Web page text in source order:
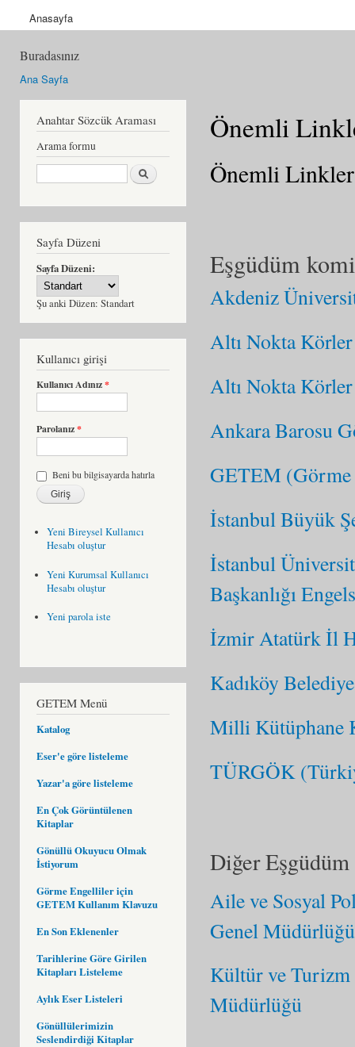
Anasayfa
Buradasınız
Ana Sayfa
Anahtar Sözcük Araması
Arama formu
Ara
Sayfa Düzeni
Sayfa Düzeni:
Şu anki Düzen: Standart
Kullanıcı girişi
Kullanıcı Adınız*
Parolanız*
Beni bu bilgisayarda hatırla
Yeni Bireysel Kullanıcı
Hesabı oluştur
Yeni Kurumsal Kullanıcı
Hesabı oluştur
Yeni parola iste
GETEM Menü
Katalog
Eser'e göre listeleme
Yazar'a göre listeleme
En Çok Görüntülenen
Kitaplar
Gönüllü Okuyucu Olmak
İstiyorum
Görme Engelliler için
GETEM Kullanım Klavuzu
En Son Eklenenler
Tarihlerine Göre Girilen
Kitapları Listeleme
Aylık Eser Listeleri
Gönüllülerimizin
Seslendirdiği Kitaplar
Önemli
Önemli Linkler
Eşgüdüm
Akdeniz
Altı Nokta
Altı Nokta
Ankara Barosu
GETEM (Görme
İstanbul Büyük
İstanbul
Başkanlığı
İzmir Atatürk İl
Kadıköy
Milli Kütüphane
TÜRGÖK
Diğer Eşgüdüm
Aile ve Sosyal
Genel Müdürlüğü
Kültür ve Turizm
Müdürlüğü